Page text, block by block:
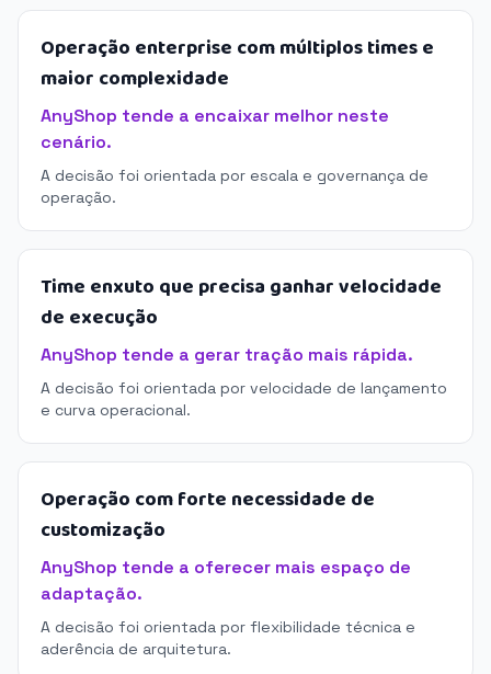
Operação enterprise com múltiplos times e
maior complexidade
AnyShop tende a encaixar melhor neste
cenário.
A decisão foi orientada por escala e governança de
operação.
Time enxuto que precisa ganhar velocidade
de execução
AnyShop tende a gerar tração mais rápida.
A decisão foi orientada por velocidade de lançamento
e curva operacional.
Operação com forte necessidade de
customização
AnyShop tende a oferecer mais espaço de
adaptação.
A decisão foi orientada por flexibilidade técnica e
aderência de arquitetura.